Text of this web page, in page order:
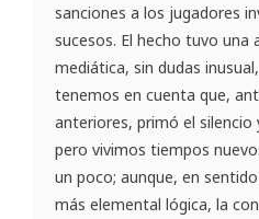
sanciones a los jugadores
sucesos. El hecho tuvo una
mediática, sin dudas
tenemos en cuenta que,
anteriores, primó el silencio
pero vivimos tiempos
un poco; aunque, en
más elemental lógica, la